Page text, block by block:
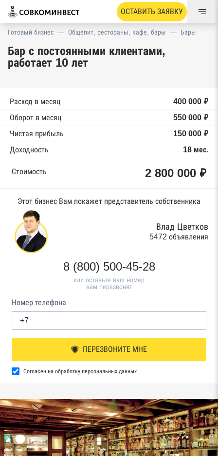
ОСТАВИТЬ ЗАЯВКУ
Готовый бизнес — Общепит, рестораны, кафе, бары — Бары
Бар с постоянными клиентами,
работает 10 лет
Расход в месяц
400 000 ₽
Оборот в месяц
550 000 ₽
Чистая прибыль
150 000 ₽
Доходность
18 мес.
Стоимость 2 800 000 ₽
Этот бизнес Вам покажет представитель собственника
Влад Цветков
5472 объявления
8 (800) 500-45-28
или оставьте ваш номер
вам перезвонят
Номер телефона
ПЕРЕЗВОНИТЕ МНЕ
Согласен на обработку персональных данных